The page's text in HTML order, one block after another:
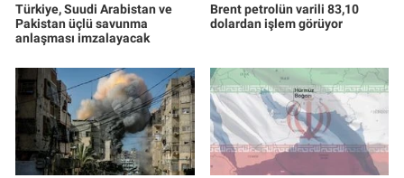
Türkiye, Suudi Arabistan ve
Pakistan üçlü savunma
anlaşması imzalayacak
Brent petrolün varili 83,10
dolardan işlem görüyor